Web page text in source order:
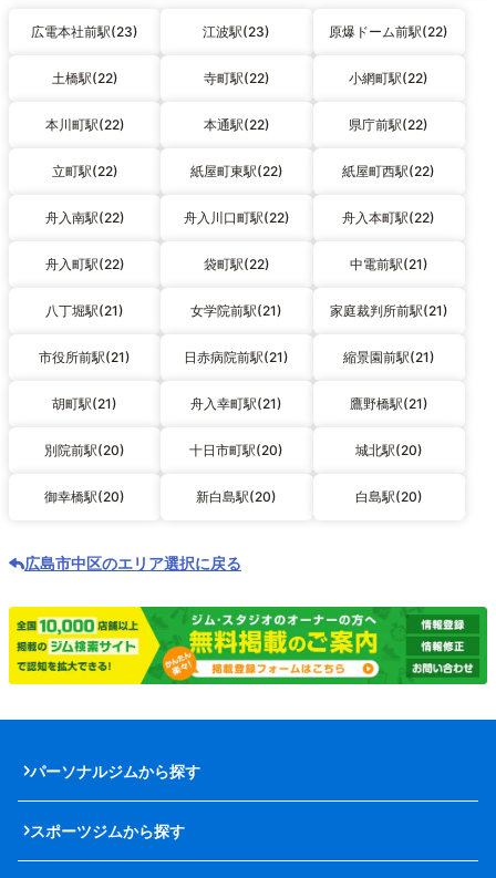
広電本社前駅(23) 江波駅(23) 原爆ドーム前駅(22)
土橋駅(22) 寺町駅(22) 小網町駅(22)
本川町駅(22) 本通駅(22) 県庁前駅(22)
立町駅(22) 紙屋町東駅(22) 紙屋町西駅(22)
舟入南駅(22) 舟入川口町駅(22) 舟入本町駅(22)
舟入町駅(22) 袋町駅(22) 中電前駅(21)
八丁堀駅(21) 女学院前駅(21) 家庭裁判所前駅(21)
市役所前駅(21) 日赤病院前駅(21) 縮景園前駅(21)
胡町駅(21) 舟入幸町駅(21) 鷹野橋駅(21)
別院前駅(20) 十日市町駅(20) 城北駅(20)
御幸橋駅(20) 新白島駅(20) 白島駅(20)
広島市中区のエリア選択に戻る
パーソナルジムから探す
スポーツジムから探す